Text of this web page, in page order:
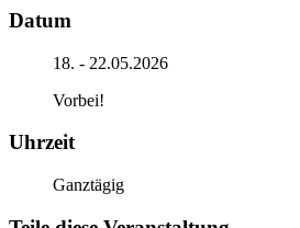
Datum
18. - 22.05.2026
Vorbei!
Uhrzeit
Ganztägig